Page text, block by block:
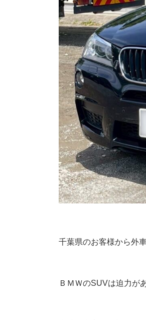
千葉県のお客様から外
ＢＭＷのSUVは迫力が